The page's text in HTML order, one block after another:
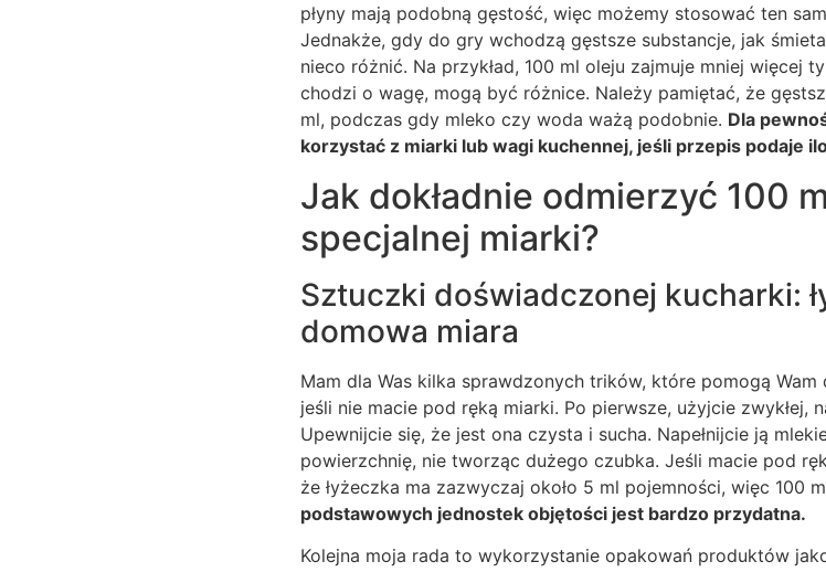
płyny mają podobną gęstość, więc możemy stosować ten
Jednakże, gdy do gry wchodzą gęstsze substancje, jak
nieco różnić. Na przykład, 100 ml oleju zajmuje mniej więcej
chodzi o wagę, mogą być różnice. Należy pamiętać, że
ml, podczas gdy mleko czy woda ważą podobnie. Dla
korzystać z miarki lub wagi kuchennej, jeśli przepis podaje
Jak dokładnie odmierzyć 100
specjalnej miarki?
Sztuczki doświadczonej kucharki:
domowa miara
Mam dla Was kilka sprawdzonych trików, które pomogą Wam
jeśli nie macie pod ręką miarki. Po pierwsze, użyjcie zwykłej,
Upewnijcie się, że jest ona czysta i sucha. Napełnijcie ją
powierzchnię, nie tworząc dużego czubka. Jeśli macie pod
że łyżeczka ma zazwyczaj około 5 ml pojemności, więc 100
podstawowych jednostek objętości jest bardzo przydatna.
Kolejna moja rada to wykorzystanie opakowań produktów